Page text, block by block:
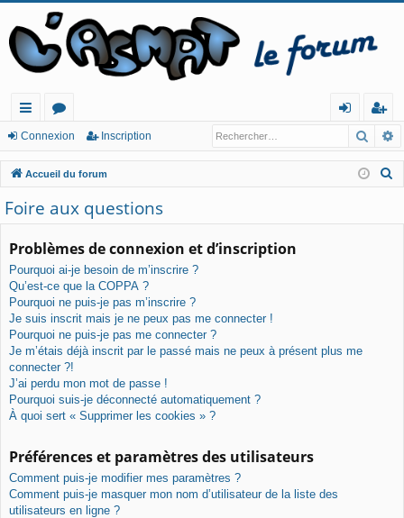
ac
co
ur
cis
or
u
m
s
n
ne
ns
cri
pt
Connexion Inscription
Accueil du forum
Foire aux questions
Problèmes de connexion et d’inscription
Pourquoi ai-je besoin de m’inscrire ?
Qu’est-ce que la COPPA ?
Pourquoi ne puis-je pas m’inscrire ?
Je suis inscrit mais je ne peux pas me connecter !
Pourquoi ne puis-je pas me connecter ?
Je m’étais déjà inscrit par le passé mais ne peux à présent plus me
connecter ?!
J’ai perdu mon mot de passe !
Pourquoi suis-je déconnecté automatiquement ?
À quoi sert « Supprimer les cookies » ?
Préférences et paramètres des utilisateurs
Comment puis-je modifier mes paramètres ?
Comment puis-je masquer mon nom d’utilisateur de la liste des
utilisateurs en ligne ?